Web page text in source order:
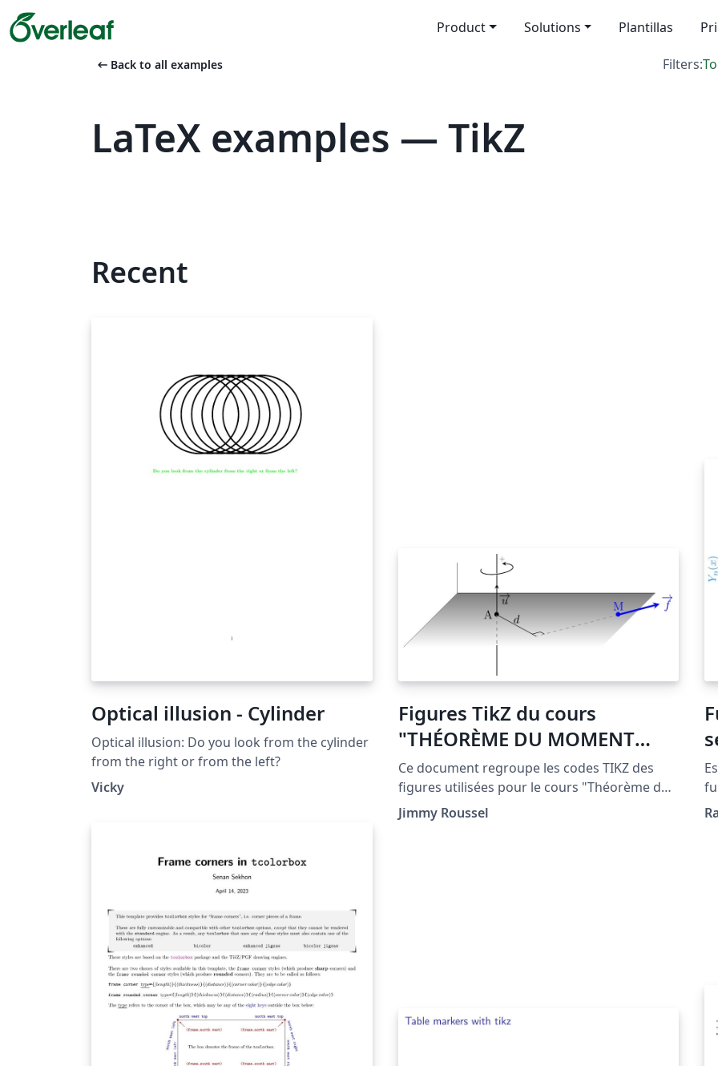
Product Solutions Plantillas
arrow_left_alt Back to all examples Filters:
LaTeX examples — TikZ
Recent
Optical illusion - Cylinder
Optical illusion: Do you look from the cylinder
from the right or from the left?
Vicky
Figures TikZ du cours
"THÉORÈME DU MOMENT
CINÉTIQUE"
Ce document regroupe les codes TIKZ des
figures utilisées pour le cours "Théorème du
moment cinétique" situé à la page
http://www.femto-
Jimmy Roussel